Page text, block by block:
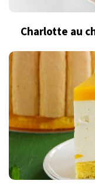
Charlotte au